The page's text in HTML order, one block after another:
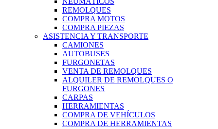
REMOLQUES
COMPRA MOTOS
COMPRA PIEZAS
ASISTENCIA Y TRANSPORTE
CAMIONES
AUTOBUSES
FURGONETAS
VENTA DE REMOLQUES
ALQUILER DE REMOLQUES O
FURGONES
CARPAS
HERRAMIENTAS
COMPRA DE VEHÍCULOS
COMPRA DE HERRAMIENTAS